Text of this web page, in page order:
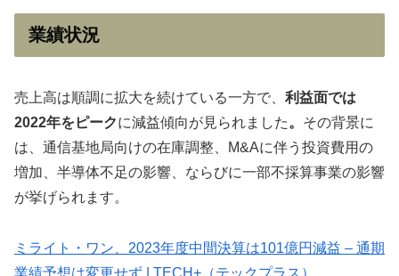
業績状況
売上高は順調に拡大を続けている一方で、 利益面では
2022年をピークに減益傾向が見られました。 その背景に
は、通信基地局向けの在庫調整、M&Aに伴う投資費用の
増加、半導体不足の影響、ならびに一部不採算事業の影響
が挙げられます。
ミライト・ワン、2023年度中間決算は101億円減益 – 通期
業績予想は変更せず | TECH+（テックプラス）